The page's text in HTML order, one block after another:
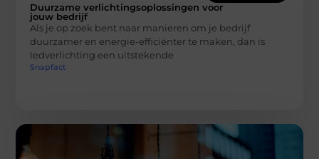
Duurzame verlichtingsoplossingen voor
jouw bedrijf
Als je op zoek bent naar manieren om je bedrijf
duurzamer en energie-efficiënter te maken, dan is
ledverlichting een uitstekende
Snapfact